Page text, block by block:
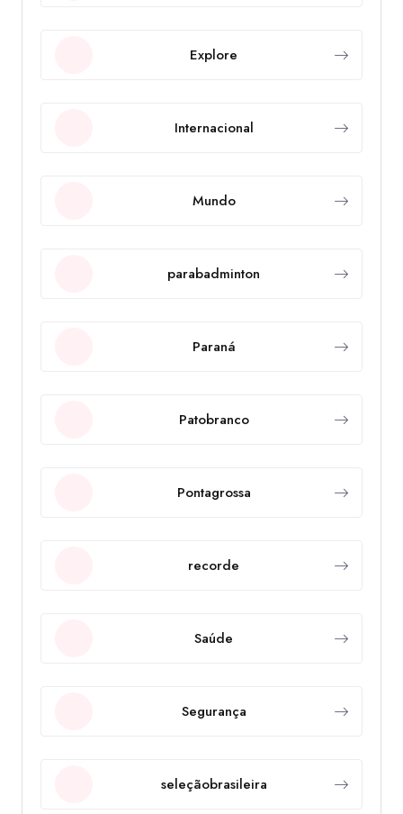
Explore
Internacional
Mundo
parabadminton
Paraná
Patobranco
Pontagrossa
recorde
Saúde
Segurança
seleçãobrasileira